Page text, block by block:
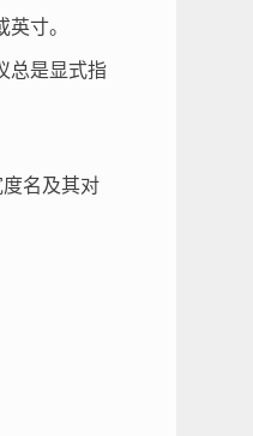
寸。
总是显式指
名及其对